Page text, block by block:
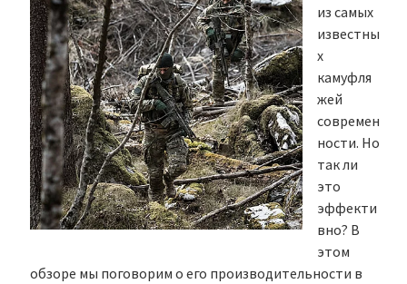
из самых
известны
х
камуфля
жей
современ
ности. Но
так ли
это
эффекти
вно? В
этом
обзоре мы поговорим о его производительности в